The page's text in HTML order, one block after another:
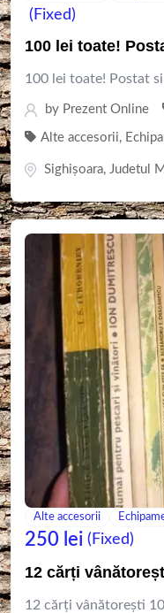
(Fixed)
100 lei toate!
100 lei toate! Postat
by Prezent Online
Alte accesorii,
Sighişoara, Judetul
Alte accesorii
250 lei (Fixed)
12 cărți
12 cărți vânătorești